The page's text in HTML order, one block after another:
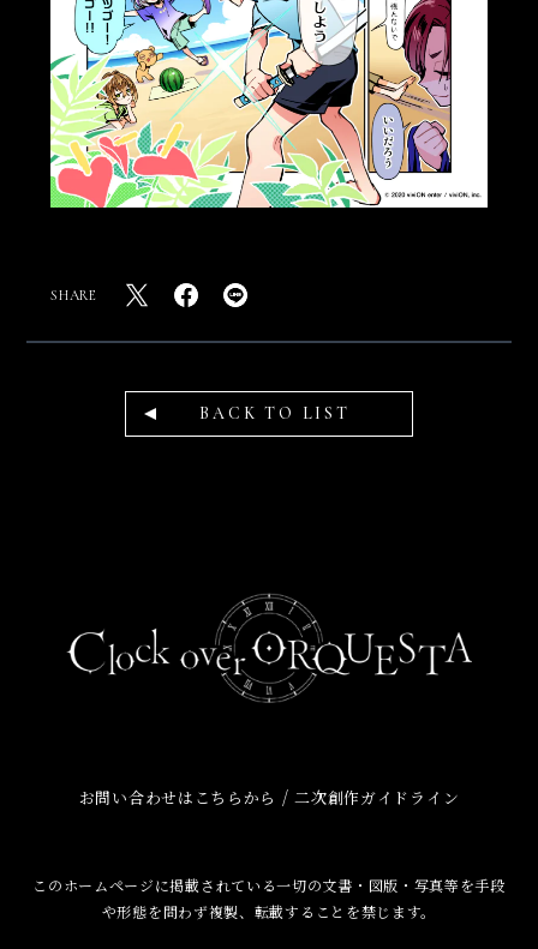
SHARE
BACK TO LIST
お問い合わせはこちらから /二次創作ガイドライン
このホームページに掲載されている一切の文書・図版・写真等を手段
や形態を問わず複製、転載することを禁じます。